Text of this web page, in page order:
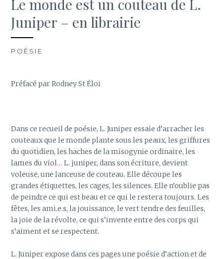
Le monde est un couteau de L.
Juniper – en librairie
POÉSIE
Préfacé par Rodney St Éloi
Dans ce recueil de poésie, L. Juniper essaie d’arracher les
couteaux que le monde plante sous les peaux, les griffures
du quotidien, les haches de la misogynie ordinaire, les
lames du viol… L. juniper, dans son écriture, devient
voleuse, une lanceuse de couteau. Elle découpe les
grandes étiquettes, les cages, les silences. Elle n’oublie pas
de peindre ce qui est beau et ce qui le restera toujours. Les
fêtes, les ami.e.s, la jouissance, le vert tendre des feuilles,
la joie de la révolte, ce qui s’invente entre des corps qui
s’aiment et se respectent.
L. Juniper expose dans ces pages une poésie d’action et de